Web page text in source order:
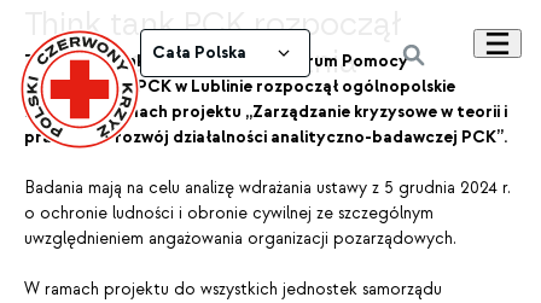
Cała Polska
Think tank PCK rozpoczął
ogólnopolskie badania
Think tank funkcjonujący przy Centrum Pomocy
Humanitarnej PCK w Lublinie rozpoczął ogólnopolskie
badania w ramach projektu „Zarządzanie kryzysowe w teorii i
praktyce – rozwój działalności analityczno-badawczej PCK”.
Badania mają na celu analizę wdrażania ustawy z 5 grudnia 2024 r.
o ochronie ludności i obronie cywilnej ze szczególnym
uwzględnieniem angażowania organizacji pozarządowych.
W ramach projektu do wszystkich jednostek samorządu